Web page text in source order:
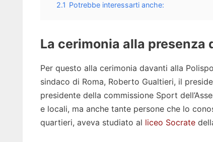
2.1 Potrebbe interessarti anche:
La cerimonia alla presenza
Per questo alla cerimonia davanti alla
sindaco di Roma, Roberto Gualtieri, il
presidente della commissione Sport
e locali, ma anche tante persone che lo
quartieri, aveva studiato al liceo Socrate